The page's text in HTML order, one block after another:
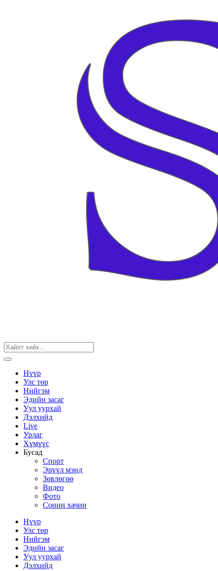
Нүүр
Улс төр
Нийгэм
Эдийн засаг
Уул уурхай
Дэлхийд
Live
Урлаг
Хүмүүс
Бусад
Спорт
Эрүүл мэнд
Зөвлөгөө
Видео
Фото
Сонин хачин
Нүүр
Улс төр
Нийгэм
Эдийн засаг
Уул уурхай
Дэлхийд